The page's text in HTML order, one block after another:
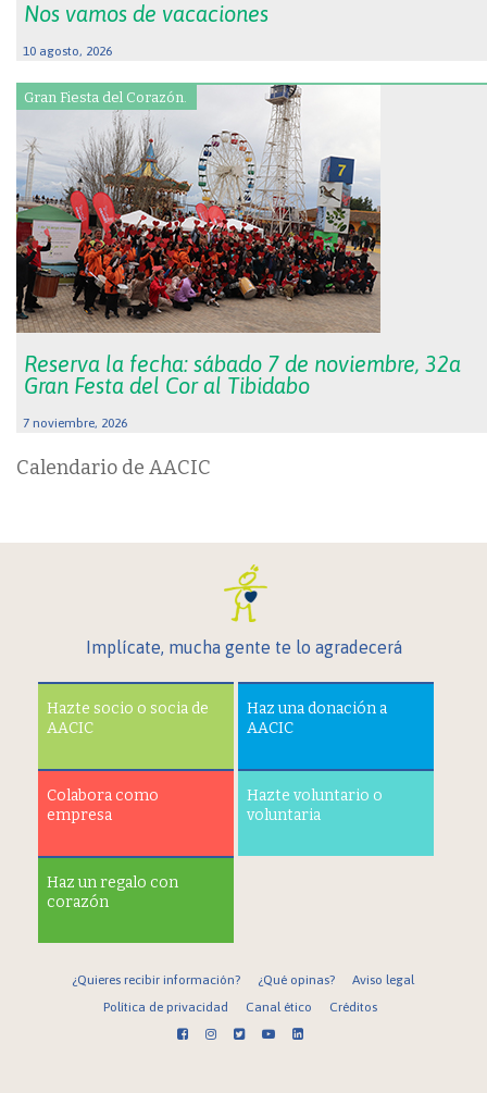
Nos vamos de vacaciones
10 agosto, 2026
Gran Fiesta del Corazón.
Reserva la fecha: sábado 7 de noviembre, 32a
Gran Festa del Cor al Tibidabo
7 noviembre, 2026
Calendario de AACIC
Implícate, mucha gente te lo agradecerá
Hazte socio o socia de
AACIC
Haz una donación a
AACIC
Colabora como
empresa
Hazte voluntario o
voluntaria
Haz un regalo con
corazón
¿Quieres recibir información? ¿Qué opinas?
Aviso legal
Política de privacidad
Canal ético Créditos